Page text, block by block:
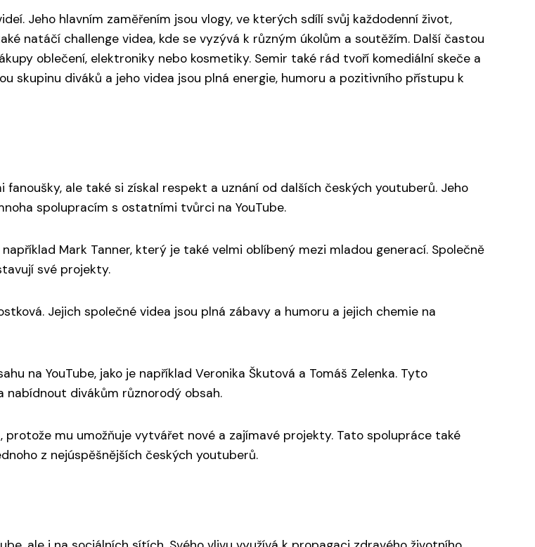
Jeho hlavním zaměřením jsou vlogy, ve kterých sdílí svůj každodenní život,
natáčí challenge videa, kde se vyzývá k různým úkolům a soutěžím. Další častou
oblečení, elektroniky nebo kosmetiky. Semir také rád tvoří komediální skeče a
skupinu diváků a jeho videa jsou plná energie, humoru a pozitivního přístupu k
ale také si získal respekt a uznání od dalších českých youtuberů. Jeho
spolupracím s ostatními tvůrci na YouTube.
Mark Tanner, který je také velmi oblíbený mezi mladou generací. Společně
své projekty.
Jejich společné videa jsou plná zábavy a humoru a jejich chemie na
na YouTube, jako je například Veronika Škutová a Tomáš Zelenka. Tyto
nabídnout divákům různorodý obsah.
mu umožňuje vytvářet nové a zajímavé projekty. Tato spolupráce také
z nejúspěšnějších českých youtuberů.